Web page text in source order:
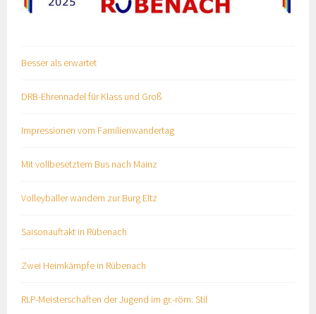
Besser als erwartet
DRB-Ehrennadel für Klass und Groß
Impressionen vom Familienwandertag
Mit vollbesetztem Bus nach Mainz
Volleyballer wandern zur Burg Eltz
Saisonauftakt in Rübenach
Zwei Heimkämpfe in Rübenach
RLP-Meisterschaften der Jugend im gr.-röm. Stil